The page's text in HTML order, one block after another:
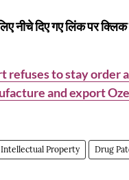
नीचे दिए गए लिंक पर
refuses to stay order
and export
Intellectual Property Drug